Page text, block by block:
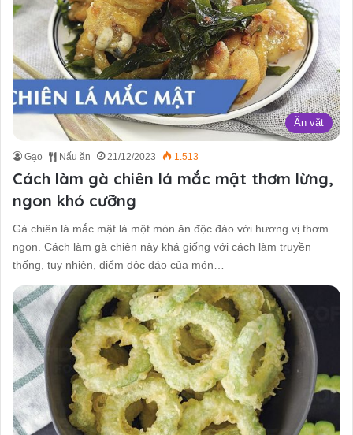
Ăn vặt
Gạo Nấu ăn 21/12/2023 1.513
Cách làm gà chiên lá mắc mật thơm lừng,
ngon khó cưỡng
Gà chiên lá mắc mật là một món ăn độc đáo với hương vị thơm
ngon. Cách làm gà chiên này khá giống với cách làm truyền
thống, tuy nhiên, điểm độc đáo của món…